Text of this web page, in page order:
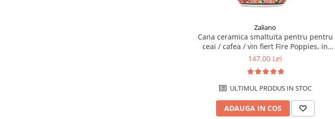
Zaliano
Cana ceramica smaltuita pentru pentru
ceai / cafea / vin fiert Fire Poppies, in
forma de "balon", pictata manual, 320 ml
147,00 Lei
ULTIMUL PRODUS IN STOC
ADAUGA IN COS